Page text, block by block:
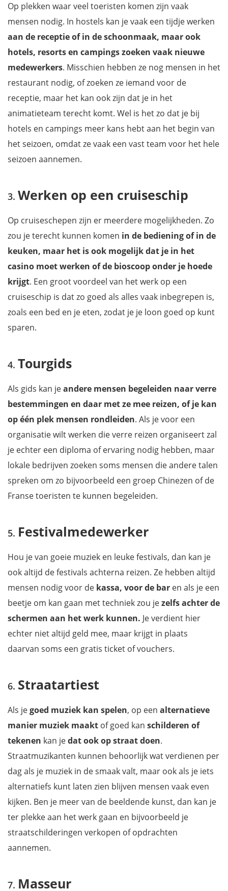
Blogger
Web / Graphic Design
Hondenuitlater
Op plekken waar veel toeristen komen zijn vaak
mensen nodig. In hostels kan je vaak een tijdje werken
aan de receptie of in de schoonmaak, maar ook
hotels, resorts en campings zoeken vaak nieuwe
medewerkers. Misschien hebben ze nog mensen in het
restaurant nodig, of zoeken ze iemand voor de
receptie, maar het kan ook zijn dat je in het
animatieteam terecht komt. Wel is het zo dat je bij
hotels en campings meer kans hebt aan het begin van
het seizoen, omdat ze vaak een vast team voor het hele
seizoen aannemen.
Werken op een cruiseschip
Op cruiseschepen zijn er meerdere mogelijkheden. Zo
zou je terecht kunnen komen in de bediening of in de
keuken, maar het is ook mogelijk dat je in het
casino moet werken of de bioscoop onder je hoede
krijgt. Een groot voordeel van het werk op een
cruiseschip is dat zo goed als alles vaak inbegrepen is,
zoals een bed en je eten, zodat je je loon goed op kunt
sparen.
Tourgids
Als gids kan jeandere mensen begeleiden naar verre
bestemmingen en daar met ze mee reizen, of je kan
op één plek mensen rondleiden. Als je voor een
organisatie wilt werken die verre reizen organiseert zal
je echter een diploma of ervaring nodig hebben, maar
lokale bedrijven zoeken soms mensen die andere talen
spreken om zo bijvoorbeeld een groep Chinezen of de
Franse toeristen te kunnen begeleiden.
Festivalmedewerker
Hou je van goeie muziek en leuke festivals, dan kan je
ook altijd de festivals achterna reizen. Ze hebben altijd
mensen nodig voor de kassa, voor de bar en als je een
beetje om kan gaan met techniek zou jezelfs achter de
schermen aan het werk kunnen. Je verdient hier
echter niet altijd geld mee, maar krijgt in plaats
daarvan soms een gratis ticket of vouchers.
Straatartiest
Als jegoed muziek kan spelen, op een alternatieve
manier muziek maakt of goed kan schilderen of
tekenen kan jedat ook op straat doen.
Straatmuzikanten kunnen behoorlijk wat verdienen per
dagals je muziek in de smaak valt, maar ook als je iets
alternatiefs kunt laten zien blijven mensen vaak even
kijken. Ben je meer van de beeldende kunst, dan kan je
ter plekke aan het werk gaan en bijvoorbeeld je
straatschilderingen verkopen of opdrachten
aannemen.
Masseur